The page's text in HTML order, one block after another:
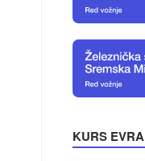
KURS EVRA